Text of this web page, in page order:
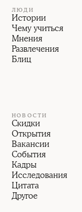
ЛЮДИ
Истории
Чему учиться
Мнения
Развлечения
Блиц
НОВОСТИ
Скидки
Открытия
Вакансии
События
Кадры
Исследования
Цитата
Другое